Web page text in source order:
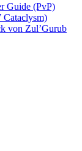
Guide (PvP)
von Zul’Gurub